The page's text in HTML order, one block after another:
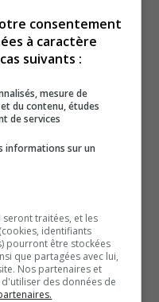
consentement
à caractère
suivants :
mesure de
du contenu, études
de services
informations sur un
traitées, et les
identifiants
pourront être stockées
que partagées avec lui,
Nos partenaires et
des données de